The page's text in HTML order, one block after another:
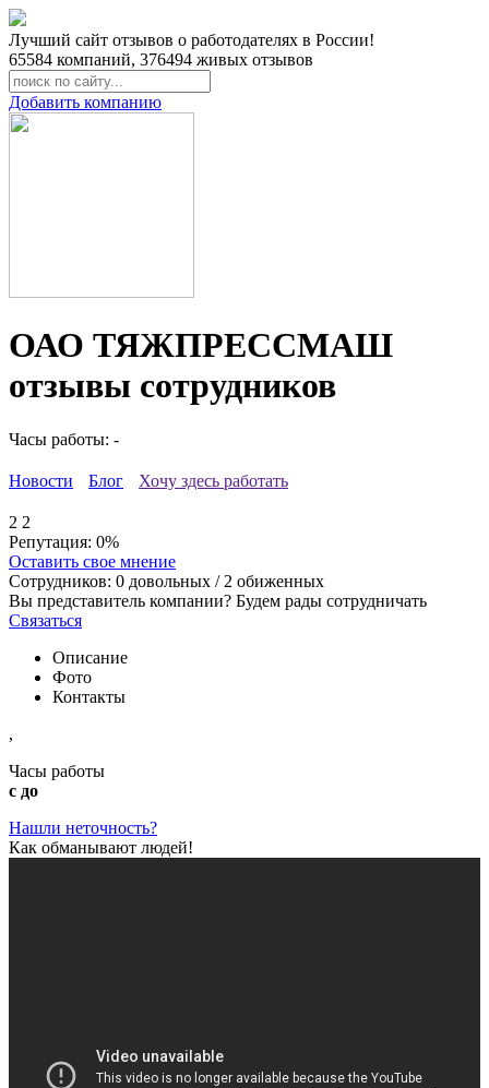
Лучший сайт отзывов о работодателях в России!
65584 компаний, 376494 живых отзывов
Добавить компанию
ОАО ТЯЖПРЕССМАШ
отзывы сотрудников
Часы работы: -
Новости Блог Хочу здесь работать
2 2
Репутация: 0%
Оставить свое мнение
Сотрудников: 0 довольных / 2 обиженных
Вы представитель компании? Будем рады сотрудничать
Связаться
Описание
Фото
Контакты
,
Часы работы
с до
Нашли неточность?
Как обманывают людей!